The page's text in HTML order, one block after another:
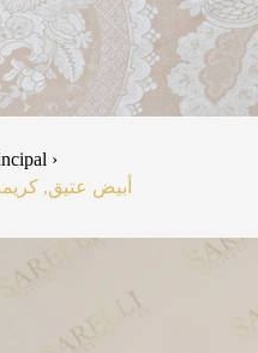
›
أبيض عتيق,